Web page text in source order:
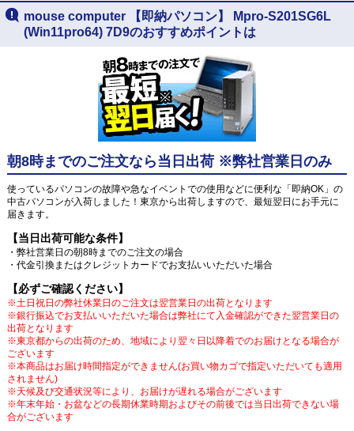
mouse computer 【即納パソコン】 Mpro-S201SG6L
(Win11pro64) 7D9のおすすめポイントは
朝8時までのご注文なら当日出荷 ※弊社営業日のみ
使っているパソコンの故障や急なイベントでの使用などに便利な「即納OK」の
中古パソコンが入荷しました！東京から出荷しますので、最短翌日にお手元に
届きます。
【当日出荷可能な条件】
・弊社営業日の朝8時までのご注文の場合
・代金引換またはクレジットカードでお支払いいただいた場合
【必ずご確認ください】
※土日祝日の弊社休業日のご注文は翌営業日の出荷となります
※銀行振込でお支払いいただいた場合は弊社にて入金確認ができた翌営業日の
出荷となります
※東京都からの出荷のため、地域により翌々日以降着でのお届けとなる場合が
ございます
※本商品はお届け時間指定ができません(お買い物カゴで指定いただいても適用
されません)
※天候及び交通状況等により、お届けが遅れる場合がございます
※年末年始・お盆などの長期休業時期およびその前後では当日出荷できない場
合がございます